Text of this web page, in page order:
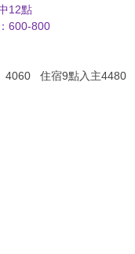
12點
： 600-800
4060 住宿9點入主4480